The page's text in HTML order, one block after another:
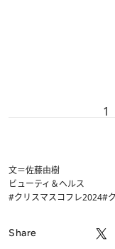
1
文＝佐藤由樹
ビューティ＆ヘルス
#クリスマスコフレ2024#
Share